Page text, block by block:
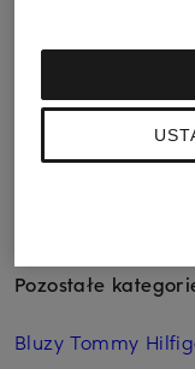
Pozostałe
Bluzy Tommy